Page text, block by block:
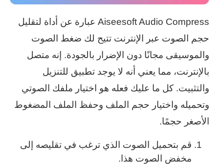
Aiseesoft Audio Compress عبارة عن أداة لتقليل
حجم الصوت عبر الإنترنت تتيح لك ضغط الصوت
والموسيقى مجانًا دون الإضرار بالجودة. إنه متصل
بالإنترنت، مما يعني أنه لا يوجد تطبيق للتنزيل
والتثبيت. كل ما عليك فعله هو اختيار ملفك الصوتي
وتحميله واختيار حجم الملف وحفظ الملف المضغوط
الأصغر حجمًا.
قم بتحميل الصوت الذي ترغب في تقليصه إلى
مخفض الصوت هذا.